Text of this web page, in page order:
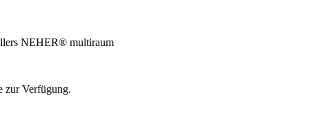
NEHER® multiraum
zur Verfügung.